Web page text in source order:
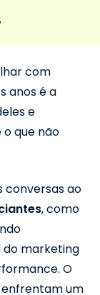
com
anos é a
e
que não
conversas ao
,como
marketing
O
enfrentam um